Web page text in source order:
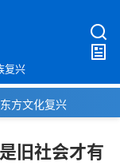
复兴
东方文化复兴
旧社会才有